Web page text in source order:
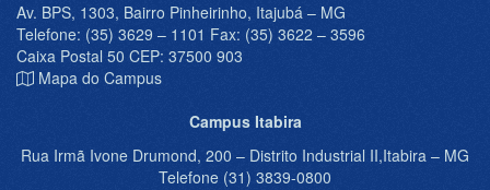
Av. BPS, 1303, Bairro Pinheirinho, Itajubá – MG
Telefone: (35) 3629 – 1101 Fax: (35) 3622 – 3596
Caixa Postal 50 CEP: 37500 903
Mapa do Campus
Campus Itabira
Rua Irmã Ivone Drumond, 200 – Distrito Industrial II,Itabira – MG
Telefone (31) 3839-0800